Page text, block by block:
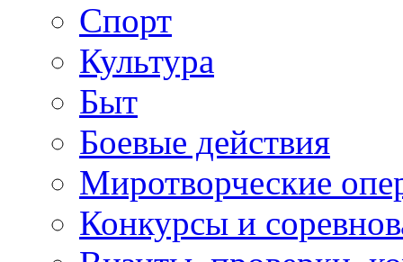
Спорт
Культура
Быт
Боевые действия
Миротворческие
Конкурсы и